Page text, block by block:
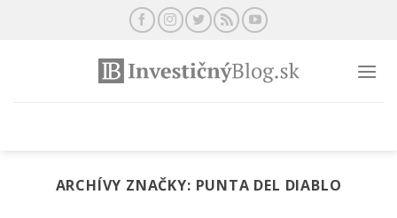
ARCHÍVY ZNAČKY: PUNTA DEL DIABLO